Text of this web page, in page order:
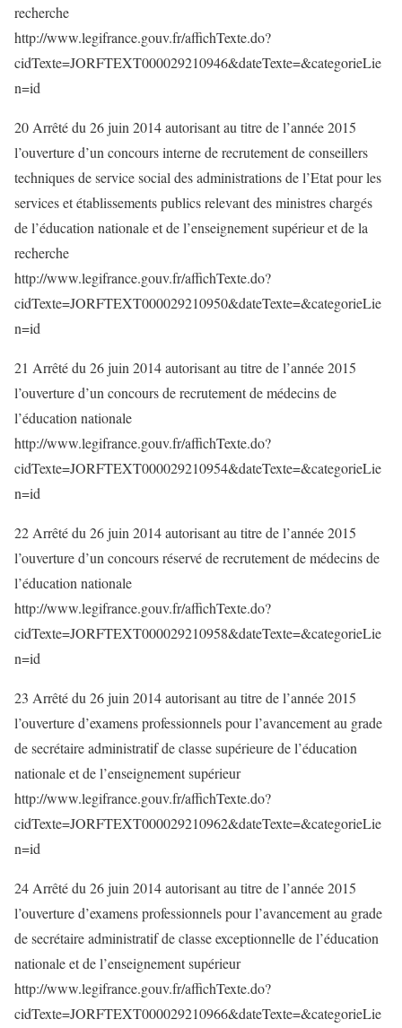
recherche
http://www.legifrance.gouv.fr/affichTexte.do?
cidTexte=JORFTEXT000029210946&dateTexte=&categorieLie
n=id
20 Arrêté du 26 juin 2014 autorisant au titre de l’année 2015
l’ouverture d’un concours interne de recrutement de conseillers
techniques de service social des administrations de l’Etat pour les
services et établissements publics relevant des ministres chargés
de l’éducation nationale et de l’enseignement supérieur et de la
recherche
http://www.legifrance.gouv.fr/affichTexte.do?
cidTexte=JORFTEXT000029210950&dateTexte=&categorieLie
n=id
21 Arrêté du 26 juin 2014 autorisant au titre de l’année 2015
l’ouverture d’un concours de recrutement de médecins de
l’éducation nationale
http://www.legifrance.gouv.fr/affichTexte.do?
cidTexte=JORFTEXT000029210954&dateTexte=&categorieLie
n=id
22 Arrêté du 26 juin 2014 autorisant au titre de l’année 2015
l’ouverture d’un concours réservé de recrutement de médecins de
l’éducation nationale
http://www.legifrance.gouv.fr/affichTexte.do?
cidTexte=JORFTEXT000029210958&dateTexte=&categorieLie
n=id
23 Arrêté du 26 juin 2014 autorisant au titre de l’année 2015
l’ouverture d’examens professionnels pour l’avancement au grade
de secrétaire administratif de classe supérieure de l’éducation
nationale et de l’enseignement supérieur
http://www.legifrance.gouv.fr/affichTexte.do?
cidTexte=JORFTEXT000029210962&dateTexte=&categorieLie
n=id
24 Arrêté du 26 juin 2014 autorisant au titre de l’année 2015
l’ouverture d’examens professionnels pour l’avancement au grade
de secrétaire administratif de classe exceptionnelle de l’éducation
nationale et de l’enseignement supérieur
http://www.legifrance.gouv.fr/affichTexte.do?
cidTexte=JORFTEXT000029210966&dateTexte=&categorieLie